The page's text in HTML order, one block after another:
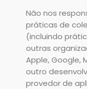
Não nos
práticas de
(incluindo
outras
Apple, Google,
outro
provedor de